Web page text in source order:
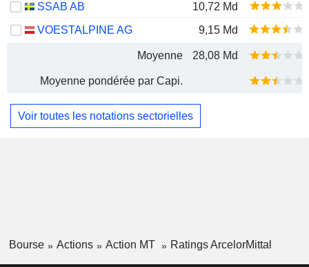
SSAB AB
10,72 Md
VOESTALPINE AG
9,15 Md
Moyenne 28,08 Md
Moyenne pondérée par Capi.
Voir toutes les notations sectorielles
Bourse Actions Action MT Ratings ArcelorMittal